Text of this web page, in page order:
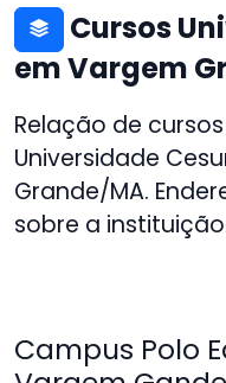
Cursos
em Vargem
Relação de
Universidade
Grande/MA.
sobre a
Campus Polo